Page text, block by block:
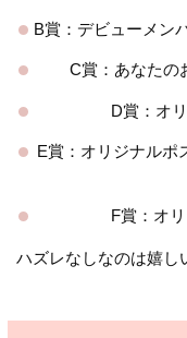
B賞：デビューメン
C賞：あなた
D賞：オ
E賞：オリジナル
F賞：オ
ハズレなしなのは嬉し